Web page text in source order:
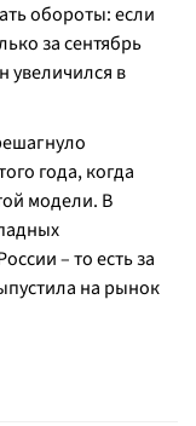
обороты: если
за сентябрь
увеличился в
года, когда
модели. В
– то есть за
на рынок